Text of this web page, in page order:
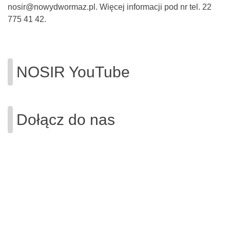
nosir@nowydwormaz.pl. Więcej informacji pod nr tel. 22
775 41 42.
NOSIR YouTube
Dołącz do nas